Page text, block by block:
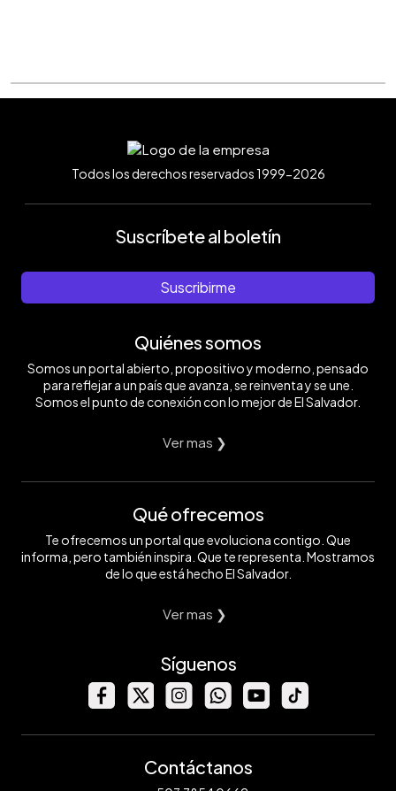
Todos los derechos reservados 1999-2026
Suscríbete al boletín
Suscribirme
Quiénes somos
Somos un portal abierto, propositivo y moderno, pensado
para reflejar a un país que avanza, se reinventa y se une.
Somos el punto de conexión con lo mejor de El Salvador.
Ver mas ❯
Qué ofrecemos
Te ofrecemos un portal que evoluciona contigo. Que
informa, pero también inspira. Que te representa. Mostramos
de lo que está hecho El Salvador.
Ver mas ❯
Síguenos
Contáctanos